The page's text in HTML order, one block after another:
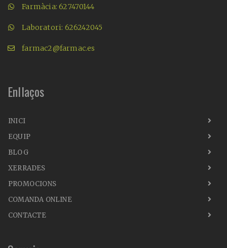
Farmàcia: 627470144
Laboratori: 626242045
farmac2@farmac.es
Enllaços
INICI
EQUIP
BLOG
XERRADES
PROMOCIONS
COMANDA ONLINE
CONTACTE